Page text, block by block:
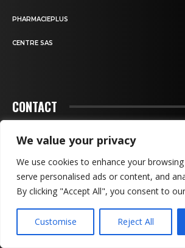
We value your privacy
We use cookies to enhance your
serve personalised ads or content, and
By clicking "Accept All", you consent to
Customise Reject All
PHARMACIEPLUS
CENTRE SAS
CONTACT